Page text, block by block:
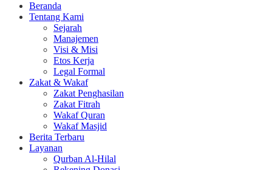
Beranda
Tentang Kami
Sejarah
Manajemen
Visi & Misi
Etos Kerja
Legal Formal
Zakat & Wakaf
Zakat Penghasilan
Zakat Fitrah
Wakaf Quran
Wakaf Masjid
Berita Terbaru
Layanan
Qurban Al-Hilal